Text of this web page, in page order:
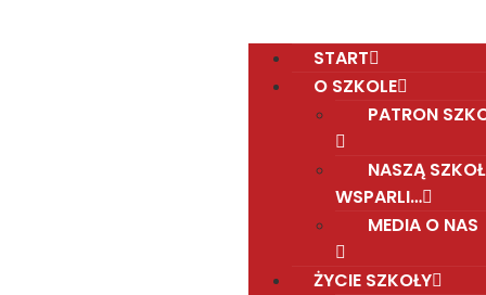
START
O SZKOLE
PATRON
NASZĄ
WSPARLI…
MEDIA O NAS
ŻYCIE SZKOŁY